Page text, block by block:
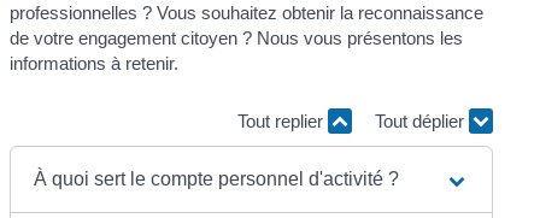
professionnelles ? Vous souhaitez obtenir la reconnaissance
de votre engagement citoyen ? Nous vous présentons les
informations à retenir.
Tout replier Tout déplier
À quoi sert le compte personnel d'activité ?